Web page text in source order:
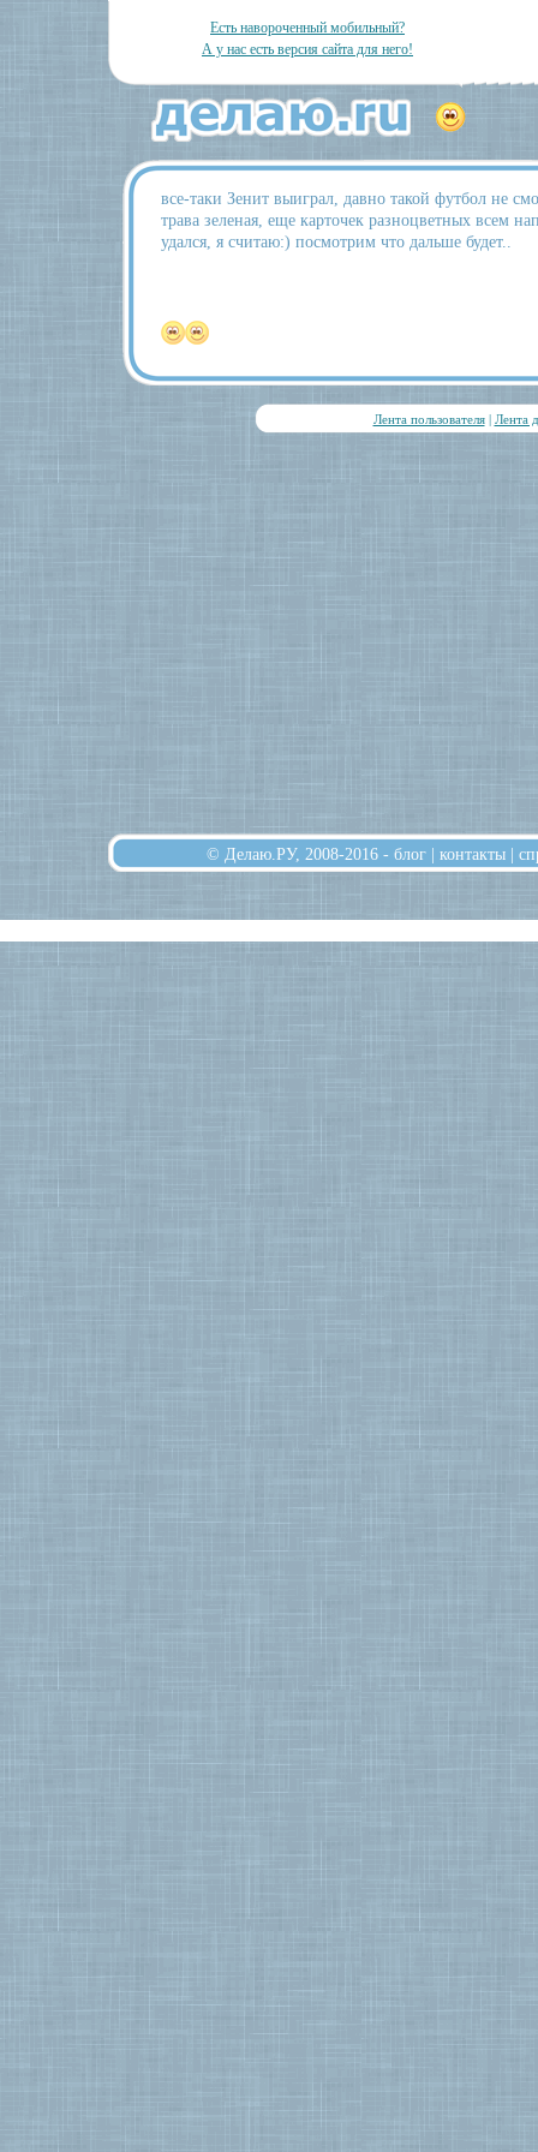
Есть навороченный мобильный?
А у нас есть версия сайта для него!
все-таки Зенит выиграл, давно такой футбол не
трава зеленая, еще карточек разноцветных всем
удался, я считаю:) посмотрим что дальше будет..
Лента пользователя| Лента
© Делаю.РУ, 2008-2016 - блог | контакты |